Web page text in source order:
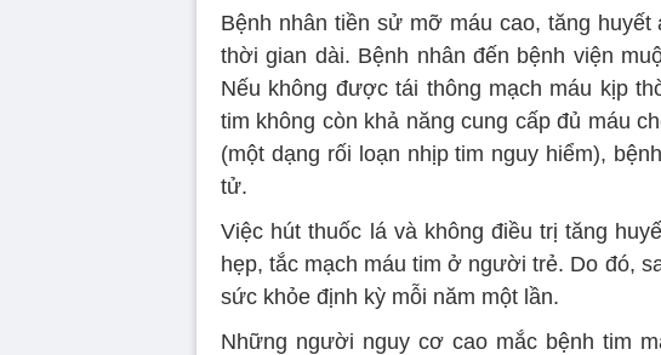
Bệnh nhân tiền sử mỡ máu cao, tăng
thời gian dài. Bệnh nhân đến bệnh viện
Nếu không được tái thông mạch máu kịp
tim không còn khả năng cung cấp đủ máu
(một dạng rối loạn nhịp tim nguy hiểm),
tử.
Việc hút thuốc lá và không điều trị tăng
hẹp, tắc mạch máu tim ở người trẻ. Do đó,
sức khỏe định kỳ mỗi năm một lần.
Những người nguy cơ cao mắc bệnh tim